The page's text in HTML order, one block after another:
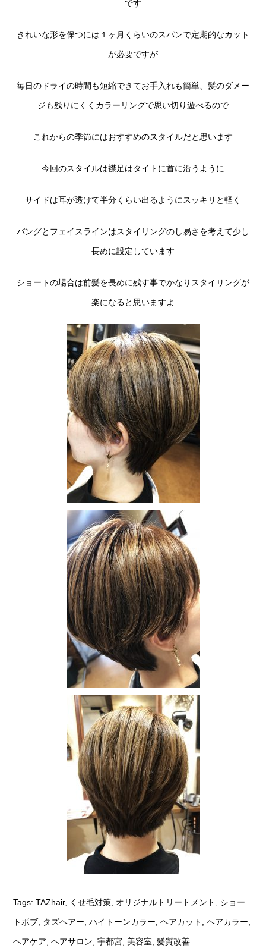
です
きれいな形を保つには１ヶ月くらいのスパンで定期的なカット
が必要ですが
毎日のドライの時間も短縮できてお手入れも簡単、髪のダメー
ジも残りにくくカラーリングで思い切り遊べるので
これからの季節にはおすすめのスタイルだと思います
今回のスタイルは襟足はタイトに首に沿うように
サイドは耳が透けて半分くらい出るようにスッキリと軽く
バングとフェイスラインはスタイリングのし易さを考えて少し
長めに設定しています
ショートの場合は前髪を長めに残す事でかなりスタイリングが
楽になると思いますよ
Tags:TAZhair, くせ毛対策 オリジナルトリートメント ショー
トボブ タズヘアー ,ハイトーンカラー ,ヘアカット ,ヘアカラー
ヘアケア ,ヘアサロン ,宇都宮 美容室 ,髪質改善